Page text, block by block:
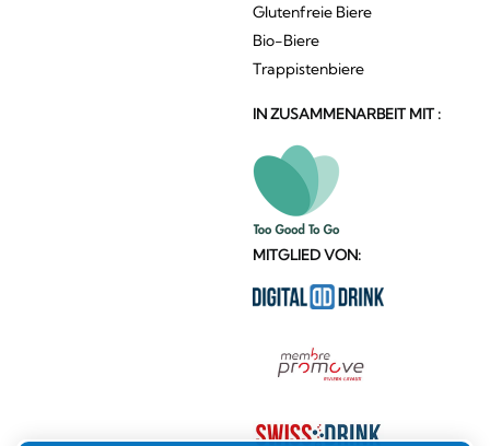
Glutenfreie Biere
Bio-Biere
Trappistenbiere
IN ZUSAMMENARBEIT MIT :
MITGLIED VON: